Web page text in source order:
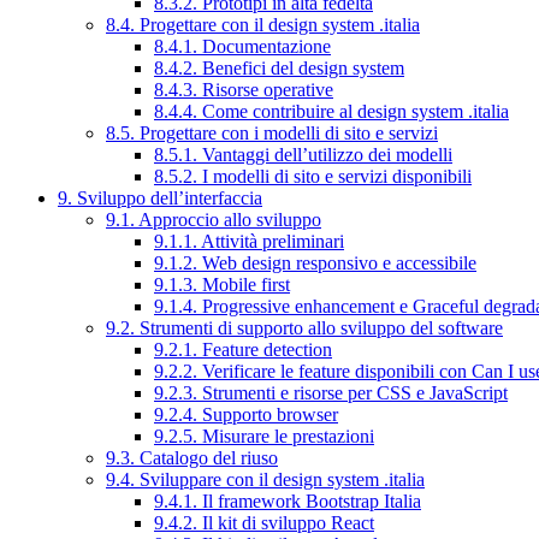
8.4. Progettare con il design system .italia
8.4.1. Documentazione
8.4.2. Benefici del design system
8.4.3. Risorse operative
8.4.4. Come contribuire al design system .italia
8.5. Progettare con i modelli di sito e servizi
8.5.1. Vantaggi dell’utilizzo dei modelli
8.5.2. I modelli di sito e servizi disponibili
9. Sviluppo dell’interfaccia
9.1. Approccio allo sviluppo
9.1.1. Attività preliminari
9.1.2. Web design responsivo e accessibile
9.1.3. Mobile first
9.1.4. Progressive enhancement e Graceful
9.2. Strumenti di supporto allo sviluppo del software
9.2.1. Feature detection
9.2.2. Verificare le feature disponibili con Can I
9.2.3. Strumenti e risorse per CSS e JavaScript
9.2.4. Supporto browser
9.2.5. Misurare le prestazioni
9.3. Catalogo del riuso
9.4. Sviluppare con il design system .italia
9.4.1. Il framework Bootstrap Italia
9.4.2. Il kit di sviluppo React